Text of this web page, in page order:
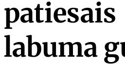
patiesais
labuma